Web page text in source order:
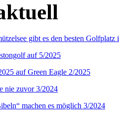
gibt es den besten
auf 5/2025
auf Green Eagle 2/2025
nie zuvor 3/2024
machen es möglich 3/2024